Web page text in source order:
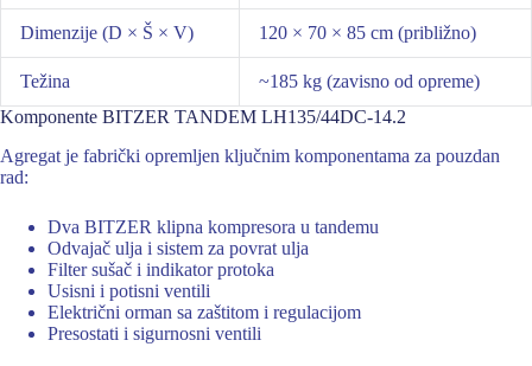
Dimenzije (D × Š × V) 120 × 70 × 85 cm (približno)
Težina
~185 kg (zavisno od opreme)
Komponente BITZER TANDEM LH135/44DC-14.2
Agregat je fabrički opremljen ključnim komponentama za pouzdan
rad:
Dva BITZER klipna kompresora u tandemu
Odvajač ulja i sistem za povrat ulja
Filter sušač i indikator protoka
Usisni i potisni ventili
Električni orman sa zaštitom i regulacijom
Presostati i sigurnosni ventili